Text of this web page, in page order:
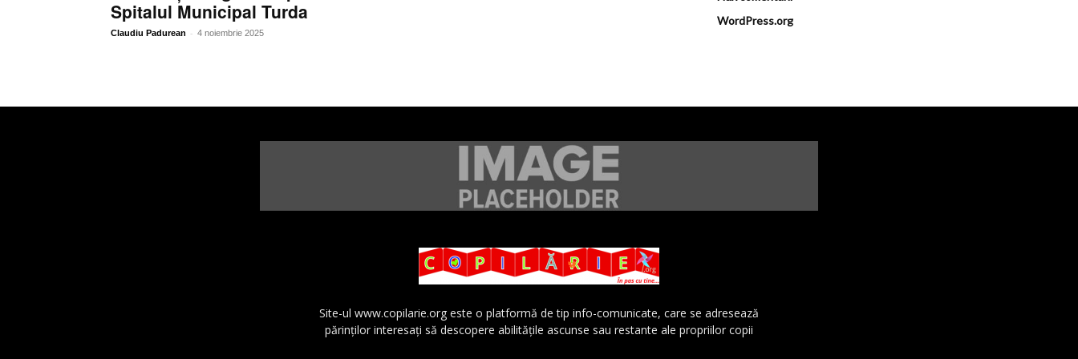
Spitalul Municipal Turda
Claudiu Padurean - 4 noiembrie 2025
WordPress.org
Site-ul www.copilarie.org este o platformă de tip info-comunicate, care se adresează
părinţilor interesaţi să descopere abilităţile ascunse sau restante ale propriilor copii